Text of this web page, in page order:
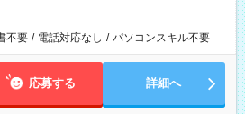
不要 / 電話対応なし / パソコンスキル不要
応募する 詳細へ